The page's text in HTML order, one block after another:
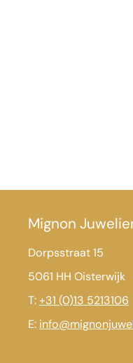
Mignon
Dorpsstraat 15
5061 HH Oisterwijk
T:+31 (0)13 5213106
E: